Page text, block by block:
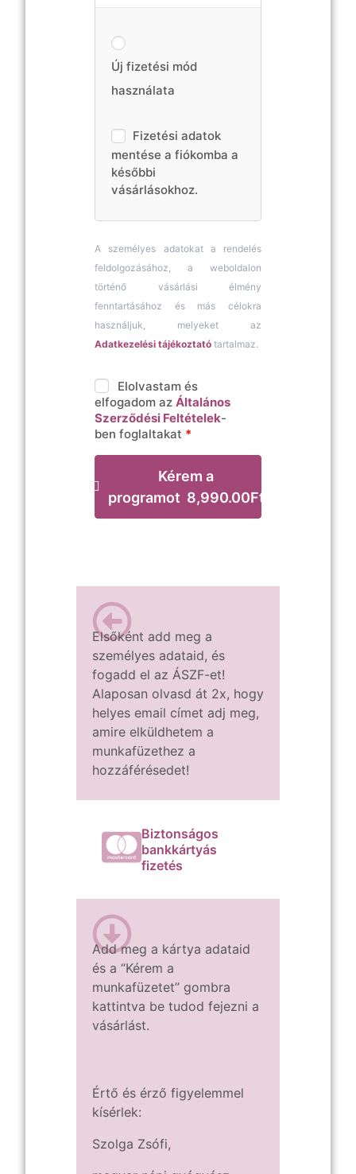
Új fizetési mód
használata
Fizetési adatok
mentése a fiókomba a
későbbi
vásárlásokhoz.
A személyes adatokat a rendelés
feldolgozásához, a weboldalon
történő vásárlási élmény
fenntartásához és más célokra
használjuk, melyeket az
Adatkezelési tájékoztató tartalmaz.
Elolvastam és
elfogadom az Általános
Szerződési Feltételek-
ben foglaltakat *
Kérem a
programot 8,990.00Ft
Elsőként add meg a
személyes adataid, és
fogadd el az ÁSZF-et!
Alaposan olvasd át 2x, hogy
helyes email címet adj meg,
amire elküldhetem a
munkafüzethez a
hozzáférésedet!
Biztonságos
bankkártyás
fizetés
Add meg a kártya adataid
és a “Kérem a
munkafüzetet” gombra
kattintva be tudod fejezni a
vásárlást.
Értő és érző figyelemmel
kísérlek:
Szolga Zsófi,